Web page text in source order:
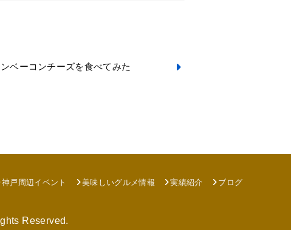
ベーコンチーズを食べてみた
神戸周辺イベント 美味しいグルメ情報 実績紹介
ブログ
Reserved.